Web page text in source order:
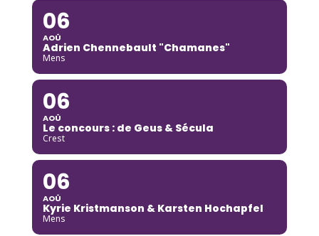
06
AOÛ
Adrien Chennebault "Chamanes"
Mens
06
AOÛ
Le concours : de Geus & Sécula
Crest
06
AOÛ
Kyrie Kristmanson & Karsten Hochapfel
Mens